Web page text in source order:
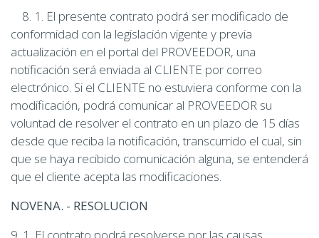
8. 1. El presente contrato podrá ser modificado de
conformidad con la legislación vigente y previa
actualización en el portal del PROVEEDOR, una
notificación será enviada al CLIENTE por correo
electrónico. Si el CLIENTE no estuviera conforme con la
modificación, podrá comunicar al PROVEEDOR su
voluntad de resolver el contrato en un plazo de 15 días
desde que reciba la notificación, transcurrido el cual, sin
que se haya recibido comunicación alguna, se entenderá
que el cliente acepta las modificaciones.
NOVENA. - RESOLUCION